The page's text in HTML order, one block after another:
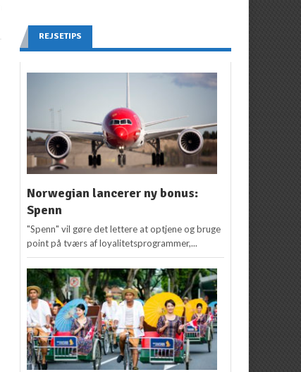
REJSETIPS
Norwegian lancerer ny bonus:
Spenn
"Spenn" vil gøre det lettere at optjene og bruge
point på tværs af loyalitetsprogrammer,...